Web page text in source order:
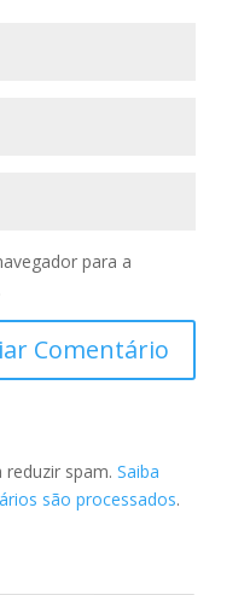
para a
spam. Saiba
são processados.